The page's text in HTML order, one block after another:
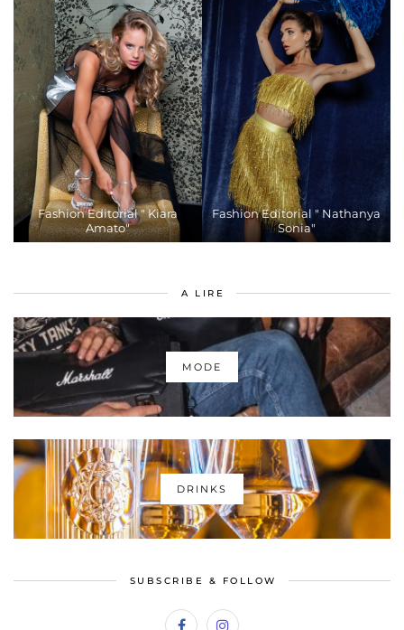
Fashion Editorial " Kiara
Amato"
Fashion Editorial " Nathanya
Sonia"
A LIRE
MODE
DRINKS
SUBSCRIBE & FOLLOW